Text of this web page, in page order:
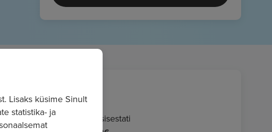
Info
Kuulutus sisestati
Lisaks küsime Sinult
statistika- ja